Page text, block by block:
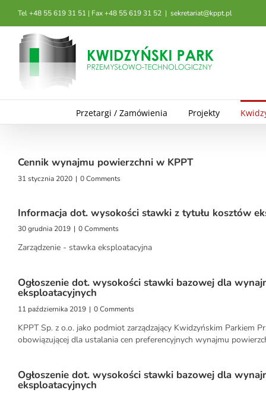
zawartości
Tel +48 55 619 31 51 | Fax +48 55 619 31 52 | sekretariat@kppt.pl
Przetargi / Zamówienia Projekty
Cennik wynajmu powierzchni w KPPT
31 stycznia 2020 | 0 Comments
Informacja dot. wysokości stawki z tytułu kosztów
30 grudnia 2019 | 0 Comments
Zarządzenie - stawka eksploatacyjna
Ogłoszenie dot. wysokości stawki bazowej dla
eksploatacyjnych
11 października 2019 | 0 Comments
KPPT Sp. z o.o. jako podmiot zarządzający Kwidzyńskim Parkiem
obowiązującej dla ustalania cen preferencyjnych wynajmu
Ogłoszenie dot. wysokości stawki bazowej dla
eksploatacyjnych